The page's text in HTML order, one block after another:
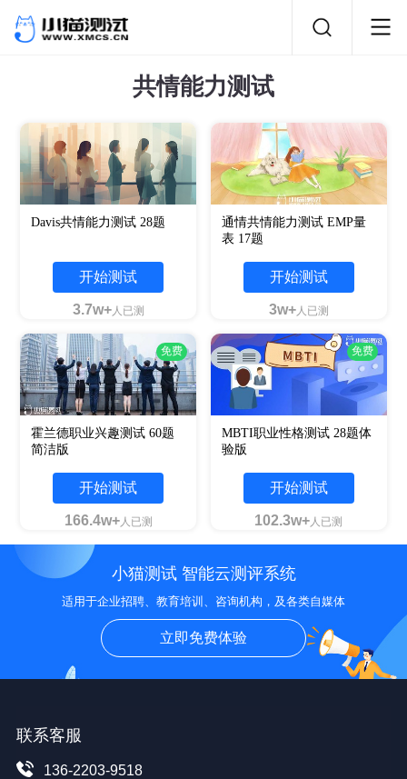
共情能力测试
Davis共情能力测试 28题
开始测试
3.7w+人已测
通情共情能力测试 EMP量
表 17题
开始测试
3w+人已测
免费
霍兰德职业兴趣测试 60题
简洁版
开始测试
166.4w+人已测
免费
MBTI职业性格测试 28题体
验版
开始测试
102.3w+人已测
小猫测试 智能云测评系统
适用于企业招聘、教育培训、咨询机构，及各类自媒体
立即免费体验
联系客服
136-2203-9518